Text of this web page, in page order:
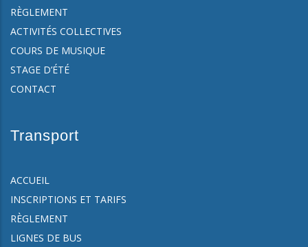
RÈGLEMENT
ACTIVITÉS COLLECTIVES
COURS DE MUSIQUE
STAGE D’ÉTÉ
CONTACT
Transport
ACCUEIL
INSCRIPTIONS ET TARIFS
RÈGLEMENT
LIGNES DE BUS